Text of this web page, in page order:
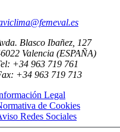
Blasco Ibañez, 127
Valencia (ESPAÑA)
+34 963 719 761
+34 963 719 713
Legal
de Cookies
Redes Sociales